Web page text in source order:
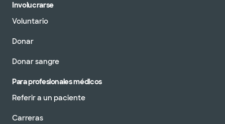
Involucrarse
Voluntario
Donar
Donar sangre
Para profesionales médicos
Referir a un paciente
Carreras